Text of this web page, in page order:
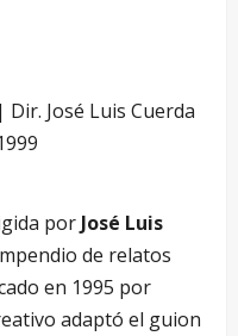
José Luis Cuerda
por José Luis
de relatos
en 1995 por
adaptó el guion